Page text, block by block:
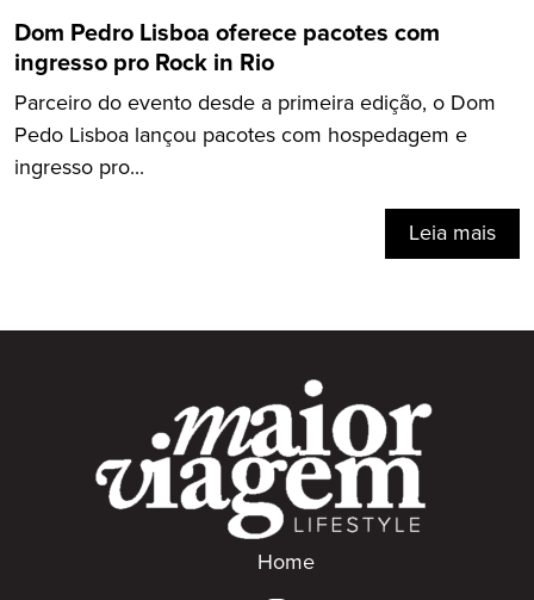
Dom Pedro Lisboa oferece pacotes com
ingresso pro Rock in Rio
Parceiro do evento desde a primeira edição, o Dom
Pedo Lisboa lançou pacotes com hospedagem e
ingresso pro...
Leia mais
Home